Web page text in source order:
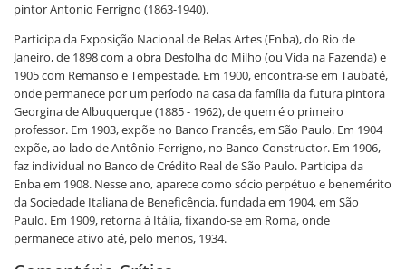
pintor Antonio Ferrigno (1863-1940).
Participa da Exposição Nacional de Belas Artes (Enba), do Rio de
Janeiro, de 1898 com a obra Desfolha do Milho (ou Vida na Fazenda) e
1905 com Remanso e Tempestade. Em 1900, encontra-se em Taubaté,
onde permanece por um período na casa da família da futura pintora
Georgina de Albuquerque (1885 - 1962), de quem é o primeiro
professor. Em 1903, expõe no Banco Francês, em São Paulo. Em 1904
expõe, ao lado de Antônio Ferrigno, no Banco Constructor. Em 1906,
faz individual no Banco de Crédito Real de São Paulo. Participa da
Enba em 1908. Nesse ano, aparece como sócio perpétuo e benemérito
da Sociedade Italiana de Beneficência, fundada em 1904, em São
Paulo. Em 1909, retorna à Itália, fixando-se em Roma, onde
permanece ativo até, pelo menos, 1934.